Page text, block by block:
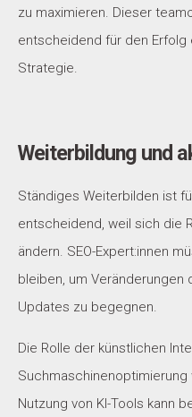
zu maximieren. Dieser
entscheidend für den Erfolg
Strategie.
Weiterbildung und
Ständiges Weiterbilden ist
entscheidend, weil sich die
ändern. SEO-Expert:innen
bleiben, um
Updates zu begegnen.
Die Rolle der künstlichen
Nutzung von KI-Tools kann